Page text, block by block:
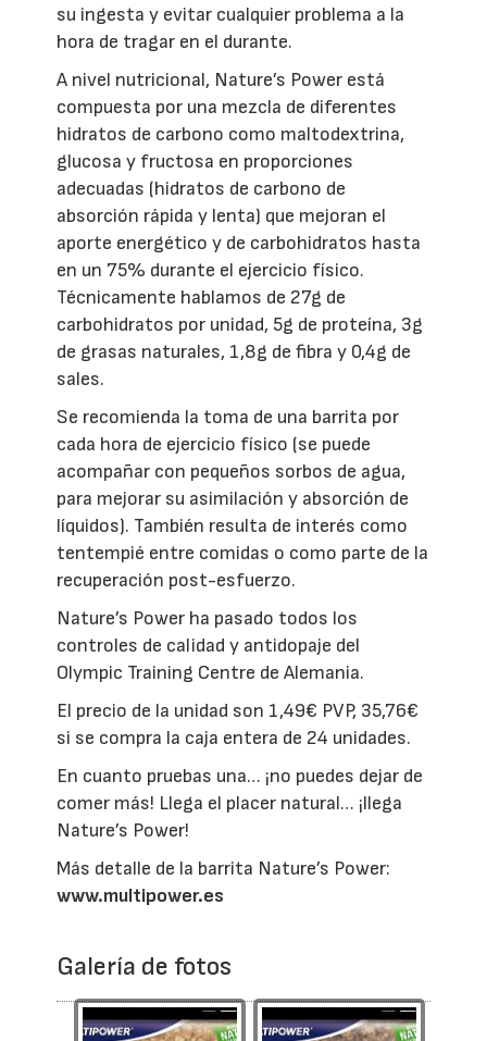
su ingesta y evitar cualquier problema a la
hora de tragar en el durante.
A nivel nutricional, Nature’s Power está
compuesta por una mezcla de diferentes
hidratos de carbono como maltodextrina,
glucosa y fructosa en proporciones
adecuadas (hidratos de carbono de
absorción rápida y lenta) que mejoran el
aporte energético y de carbohidratos hasta
en un 75% durante el ejercicio físico.
Técnicamente hablamos de 27g de
carbohidratos por unidad, 5g de proteína, 3g
de grasas naturales, 1,8g de fibra y 0,4g de
sales.
Se recomienda la toma de una barrita por
cada hora de ejercicio físico (se puede
acompañar con pequeños sorbos de agua,
para mejorar su asimilación y absorción de
líquidos). También resulta de interés como
tentempié entre comidas o como parte de la
recuperación post-esfuerzo.
Nature’s Power ha pasado todos los
controles de calidad y antidopaje del
Olympic Training Centre de Alemania.
El precio de la unidad son 1,49€ PVP, 35,76€
si se compra la caja entera de 24 unidades.
En cuanto pruebas una… ¡no puedes dejar de
comer más! Llega el placer natural… ¡llega
Nature’s Power!
Más detalle de la barrita Nature’s Power:
www.multipower.es
Galería de fotos